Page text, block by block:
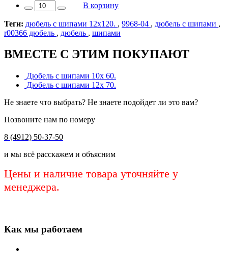
В корзину
Теги: дюбель с шипами 12х120. , 9968-04 , дюбель с шипами ,
r00366 дюбель , дюбель , шипами
ВМЕСТЕ С ЭТИМ ПОКУПАЮТ
Дюбель с шипами 10х 60.
Дюбель с шипами 12х 70.
Не знаете что выбрать? Не знаете подойдет ли это вам?
Позвоните нам по номеру
8 (4912) 50-37-50
и мы всё расскажем и объясним
Цены и наличие товара уточняйте у
менеджера.
Как мы работаем